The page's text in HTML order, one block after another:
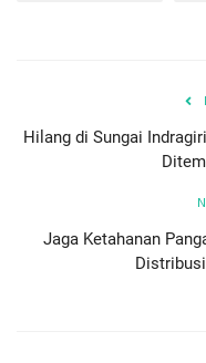
Hilang di Sungai
Jaga Ketahanan